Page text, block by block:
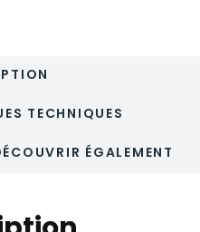
TECHNIQUES
ÉGALEMENT